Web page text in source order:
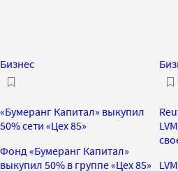
Бизнес
«Бумеранг Капитал» выкупил
50% сети «Цех 85»
Фонд «Бумеранг Капитал»
выкупил 50% в группе «Цех 85»